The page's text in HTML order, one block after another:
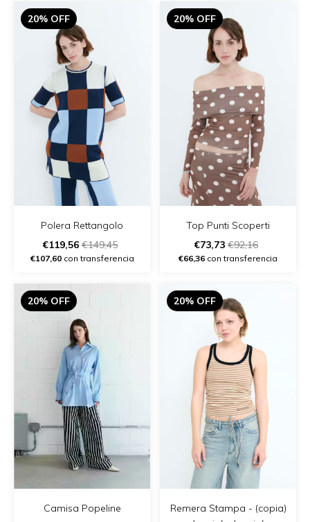
20% OFF
Polera Rettangolo
€119,56 €149,45
€107,60con transferencia
20% OFF
Top Punti Scoperti
€73,73 €92,16
€66,36 con transferencia
20% OFF
Camisa Popeline
20% OFF
Remera Stampa - (copia)